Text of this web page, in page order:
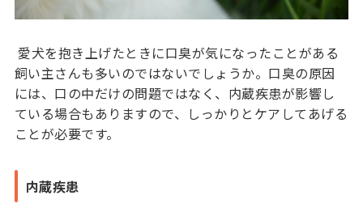
愛犬を抱き上げたときに口臭が気になったことがある
飼い主さんも多いのではないでしょうか。口臭の原因
には、口の中だけの問題ではなく、内蔵疾患が影響し
ている場合もありますので、しっかりとケアしてあげる
ことが必要です。
内蔵疾患